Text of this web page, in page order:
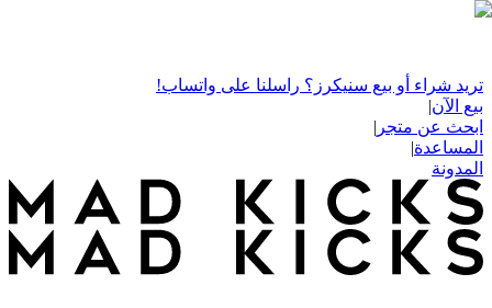
تريد شراء أو بيع سنيكرز؟ راسلنا على واتساب!
بيع الآن|
ابحث عن متجر |
المساعدة|
المدونة